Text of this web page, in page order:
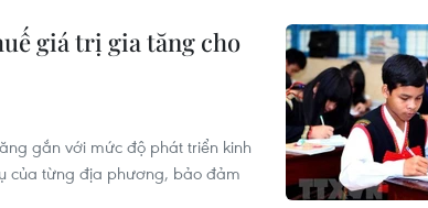
giá trị gia tăng cho
gắn với mức độ phát triển kinh
của từng địa phương, bảo đảm